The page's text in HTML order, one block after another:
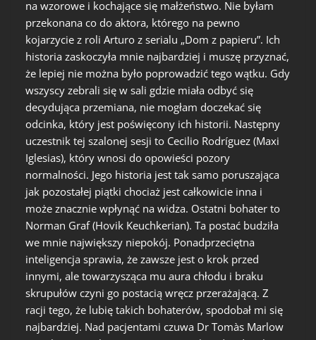
na wzorowe i kochające się małżeństwo. Nie byłam
przekonana co do aktora, którego na pewno
kojarzycie z roli Arturo z serialu „Dom z papieru”. Ich
historia zaskoczyła mnie najbardziej i muszę przyznać,
że lepiej nie można było poprowadzić tego wątku. Gdy
wszyscy zebrali się w sali gdzie miała odbyć się
decydująca przemiana, nie mogłam doczekać się
odcinka, który jest poświęcony ich historii. Następny
uczestnik tej szalonej sesji to Cecilio Rodríguez (Maxi
Iglesias), który wnosi do opowieści pozory
normalności. Jego historia jest tak samo poruszająca
jak pozostałej piątki chociaż jest całkowicie inna i
może znacznie wpłynąć na widza. Ostatni bohater to
Norman Graf (Hovik Keuchkerian). Ta postać budziła
we mnie największy niepokój. Ponadprzeciętna
inteligencja sprawia, że zawsze jest o krok przed
innymi, ale towarzysząca mu aura chłodu i braku
skrupułów czyni go postacią wręcz przerażającą. Z
racji tego, że lubię takich bohaterów, spodobał mi się
najbardziej. Nad pacjentami czuwa Dr Tomàs Marlow